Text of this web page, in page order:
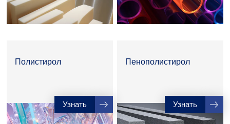
Полистирол
Узнать
Пенополистирол
Узнать